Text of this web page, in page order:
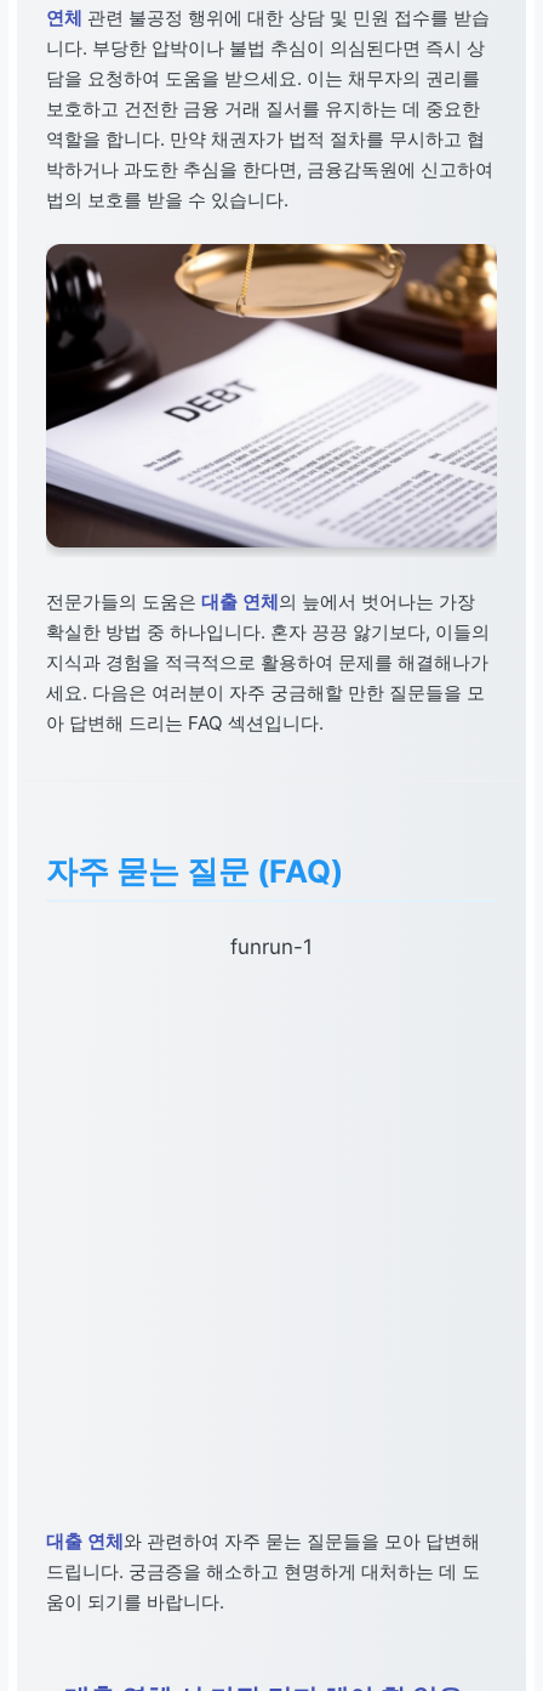
연체 관련 불공정 행위에 대한 상담 및 민원 접수를 받습
니다. 부당한 압박이나 불법 추심이 의심된다면 즉시 상
담을 요청하여 도움을 받으세요. 이는 채무자의 권리를
보호하고 건전한 금융 거래 질서를 유지하는 데 중요한
역할을 합니다. 만약 채권자가 법적 절차를 무시하고 협
박하거나 과도한 추심을 한다면, 금융감독원에 신고하여
법의 보호를 받을 수 있습니다.
전문가들의 도움은대출 연체의 늪에서 벗어나는 가장
확실한 방법 중 하나입니다. 혼자 끙끙 앓기보다, 이들의
지식과 경험을 적극적으로 활용하여 문제를 해결해나가
세요. 다음은 여러분이 자주 궁금해할 만한 질문들을 모
아 답변해 드리는 FAQ 섹션입니다.
자주 묻는 질문 (FAQ)
funrun-1
대출 연체와 관련하여 자주 묻는 질문들을 모아 답변해
드립니다. 궁금증을 해소하고 현명하게 대처하는 데 도
움이 되기를 바랍니다.